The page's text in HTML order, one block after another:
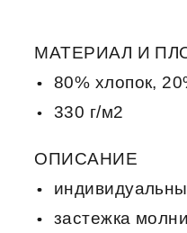
МАТЕРИАЛ И
80% хлопок,
330 г/м2
ОПИСАНИЕ
застежка